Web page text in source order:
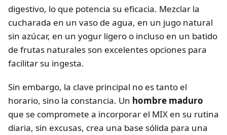
digestivo, lo que potencia su eficacia. Mezclar la
cucharada en un vaso de agua, en un jugo natural
sin azúcar, en un yogur ligero o incluso en un batido
de frutas naturales son excelentes opciones para
facilitar su ingesta.
Sin embargo, la clave principal no es tanto el
horario, sino la constancia. Un hombre maduro
que se compromete a incorporar el MIX en su rutina
diaria, sin excusas, crea una base sólida para una